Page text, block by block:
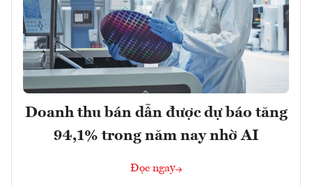
Doanh thu bán dẫn được dự báo tăng
94,1% trong năm nay nhờ AI
Đọc ngay